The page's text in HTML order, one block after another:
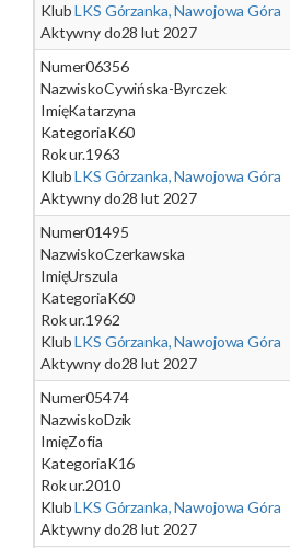
KlubLKS Górzanka, Nawojowa Góra
Aktywny do28 lut 2027
Numer06356
NazwiskoCywińska-Byrczek
ImięKatarzyna
KategoriaK60
Rok ur.1963
KlubLKS Górzanka, Nawojowa Góra
Aktywny do28 lut 2027
Numer01495
NazwiskoCzerkawska
ImięUrszula
KategoriaK60
Rok ur.1962
KlubLKS Górzanka, Nawojowa Góra
Aktywny do28 lut 2027
Numer05474
NazwiskoDzik
ImięZofia
KategoriaK16
Rok ur.2010
KlubLKS Górzanka, Nawojowa Góra
Aktywny do28 lut 2027